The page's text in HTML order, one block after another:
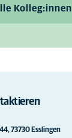
Kolleg:innen
73730 Esslingen